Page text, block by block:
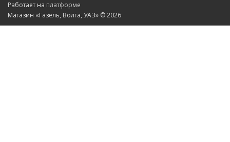
Работает на платформе
Магазин «Газель, Волга, УАЗ» © 2026